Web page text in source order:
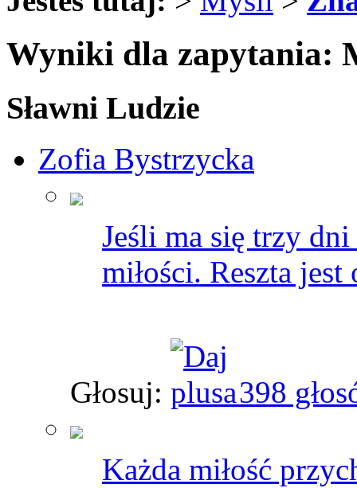
Wyniki dla zapytania:
Sławni Ludzie
Zofia Bystrzycka
Jeśli ma się trzy
miłości. Reszta
Głosuj: 398
Każda miłość